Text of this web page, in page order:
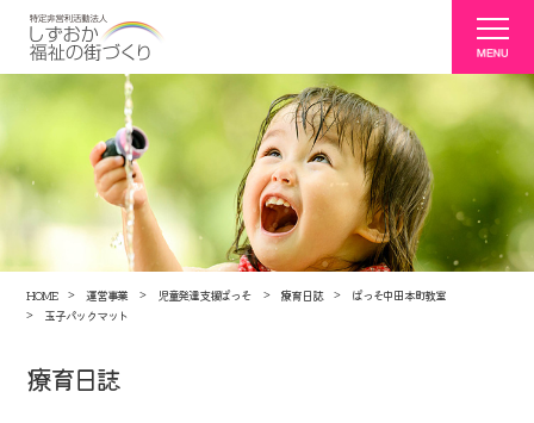
HOME 運営事業 児童発達支援ぱっそ 療育日誌
ぱっそ中田本町教室
玉子パックマット
療育日誌